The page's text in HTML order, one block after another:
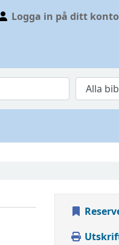
Logga in på ditt konto